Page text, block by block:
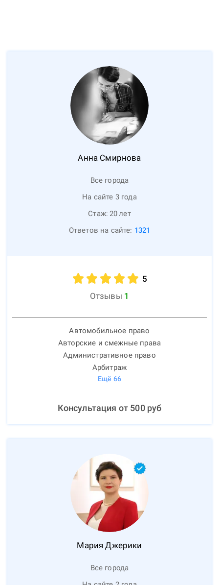
Анна Смирнова
Все города
На сайте 3 года
Стаж: 20лет
Ответов на сайте: 1321
5
Отзывы 1
Автомобильное право
Авторские и смежные права
Административное право
Арбитраж
Ещё 66
Консультация от 500руб
Мария Джерики
Все города